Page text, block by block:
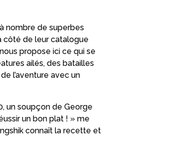
nombre de superbes
côté de leur catalogue
propose ici ce qui se
ailés, des batailles
l’aventure avec un
un soupçon de George
un bon plat ! » me
connaît la recette et